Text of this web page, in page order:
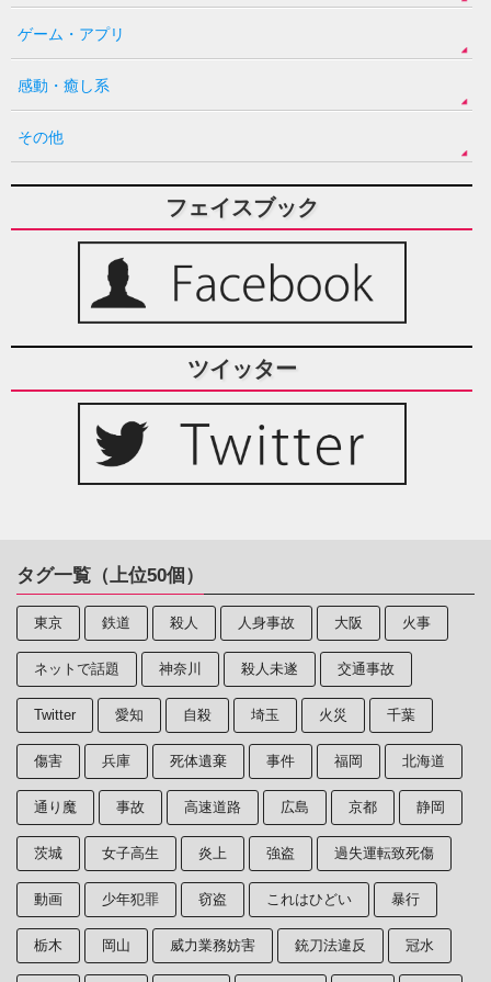
ゲーム・アプリ
感動・癒し系
その他
フェイスブック
ツイッター
タグ一覧（上位50個）
東京 鉄道 殺人 人身事故 大阪 火事
ネットで話題 神奈川 殺人未遂 交通事故
Twitter 愛知 自殺 埼玉 火災 千葉
傷害 兵庫 死体遺棄 事件 福岡 北海道
通り魔 事故 高速道路 広島 京都 静岡
茨城 女子高生 炎上 強盗 過失運転致死傷
動画 少年犯罪 窃盗 これはひどい 暴行
栃木 岡山 威力業務妨害 銃刀法違反 冠水